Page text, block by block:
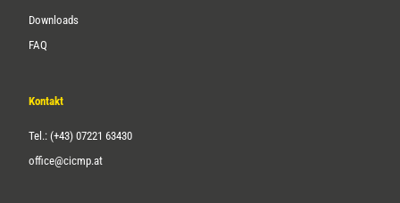
Downloads
FAQ
Kontakt
Tel.: (+43) 07221 63430
office@cicmp.at